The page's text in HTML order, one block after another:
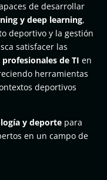
de desarrollar
y deep learning,
deportivo y la gestión
satisfacer las
de TI en
herramientas
deportivos
y deporte para
en un campo de